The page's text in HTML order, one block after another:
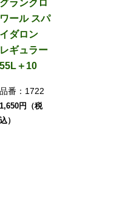
グランクロ
ワール スパ
イダロン
レギュラー
55L＋10
品番： 1722
1,650円（税
込）